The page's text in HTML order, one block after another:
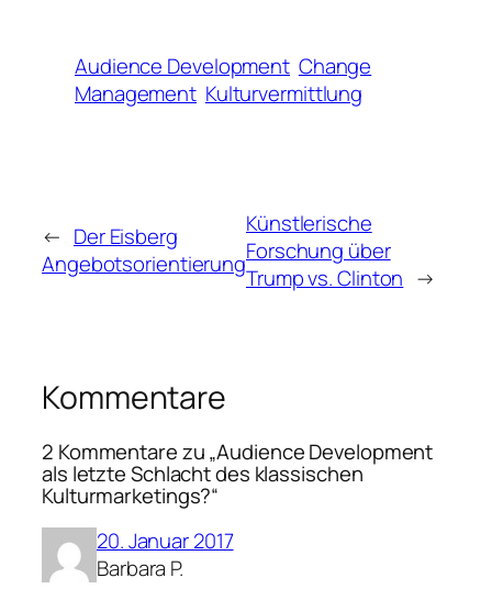
Audience Development Change
Management Kulturvermittlung
← Der Eisberg
Angebotsorientierung
Künstlerische
Forschung über
Trump vs. Clinton →
Kommentare
2 Kommentare zu „Audience Development
als letzte Schlacht des klassischen
Kulturmarketings?“
20. Januar 2017
Barbara P.